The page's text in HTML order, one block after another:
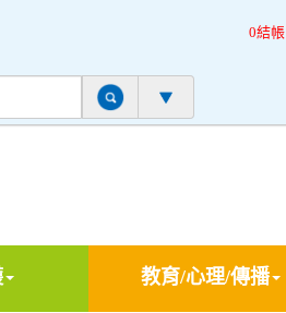
0結帳
教育/心理/傳播